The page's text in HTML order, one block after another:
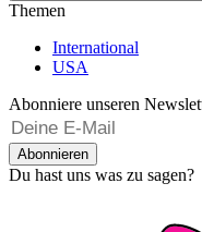
Themen
International
USA
Abonniere unseren
Abonnieren
Du hast uns was zu sagen?